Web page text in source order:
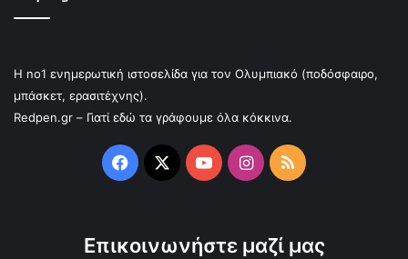
Η no1 ενημερωτική ιστοσελίδα για τον Ολυμπιακό (ποδόσφαιρο,
μπάσκετ, ερασιτέχνης).
Redpen.gr – Γιατί εδώ τα γράφουμε όλα κόκκινα.
Facebook
X YouTubeInstagram
RSS
Επικοινωνήστε μαζί μας